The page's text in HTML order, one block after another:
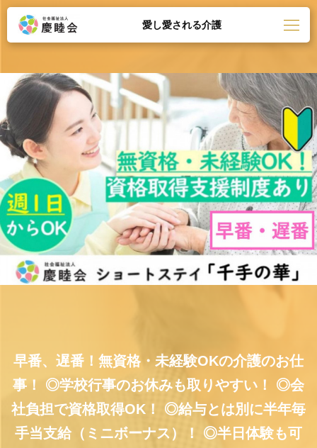
愛し愛される介護
早番、遅番！無資格・未経験OKの介護のお仕
事！
◎学校行事のお休みも取りやすい！
◎会
社負担で資格取得OK！
◎給与とは別に半年毎
手当支給（ミニボーナス）！
◎半日体験も可